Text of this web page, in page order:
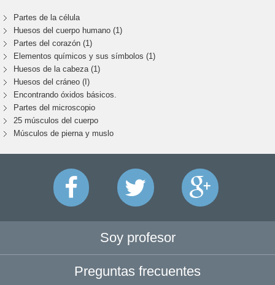
Partes de la célula
Huesos del cuerpo humano (1)
Partes del corazón (1)
Elementos químicos y sus símbolos (1)
Huesos de la cabeza (1)
Huesos del cráneo (I)
Encontrando óxidos básicos.
Partes del microscopio
25 músculos del cuerpo
Músculos de pierna y muslo
Soy profesor
Preguntas frecuentes